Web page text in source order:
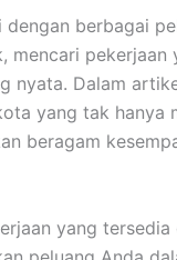
berbagai
pekerjaan
nyata. Dalam
yang tak hanya
beragam
yang